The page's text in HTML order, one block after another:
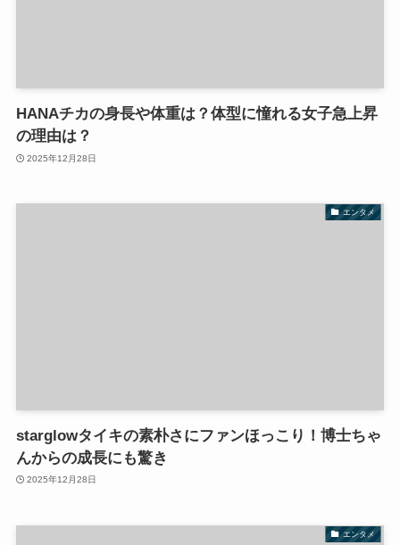
HANAチカの身長や体重は？体型に憧れる女子急上昇
の理由は？
2025年12月28日
エンタメ
starglowタイキの素朴さにファンほっこり！博士ちゃ
んからの成長にも驚き
2025年12月28日
エンタメ